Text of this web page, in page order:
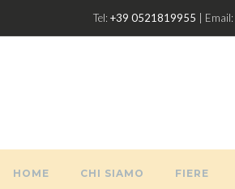
Tel: +39 0521819955 | Email:
HOME CHI SIAMO FIERE